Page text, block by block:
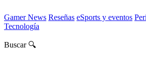
Gamer News Reseñas eSports y eventos
Tecnología
Buscar 🔍